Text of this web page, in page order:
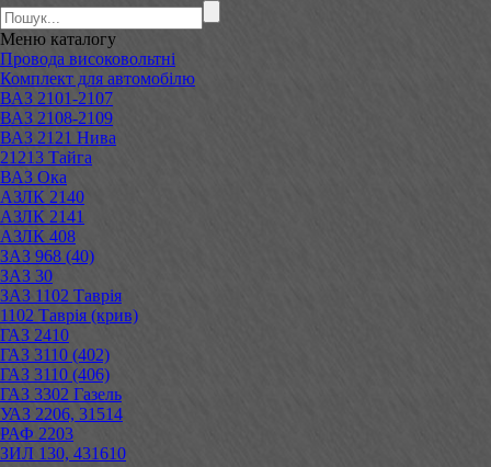
Меню каталогу
Провода високовольтні
Комплект для автомобілю
ВАЗ 2101-2107
ВАЗ 2108-2109
ВАЗ 2121 Нива
21213 Тайга
ВАЗ Ока
АЗЛК 2140
АЗЛК 2141
АЗЛК 408
ЗАЗ 968 (40)
ЗАЗ 30
ЗАЗ 1102 Таврія
1102 Таврія (крив)
ГАЗ 2410
ГАЗ 3110 (402)
ГАЗ 3110 (406)
ГАЗ 3302 Газель
УАЗ 2206, 31514
РАФ 2203
ЗИЛ 130, 431610